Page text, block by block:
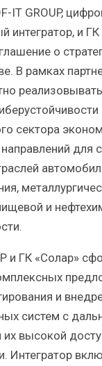
IT GROUP,
интегратор, и ГК
о
В рамках
сектора
для
и
и ГК «Солар»
и
систем с
высокой
Интегратор